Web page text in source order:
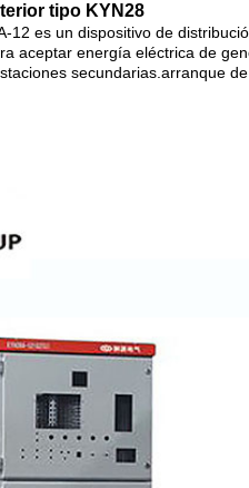
tipo KYN28
12 es un dispositivo de
aceptar energía eléctrica de
secundarias.arranque